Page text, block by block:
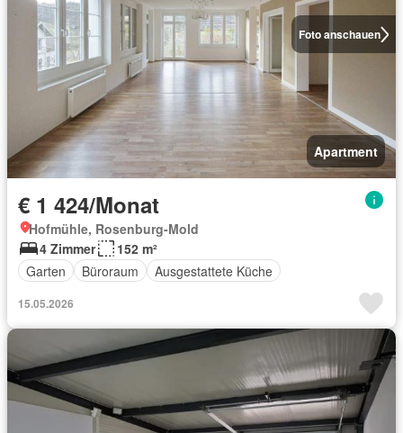
Foto anschauen
Apartment
€ 1 424/Monat
Hofmühle, Rosenburg-Mold
4 Zimmer
152 m²
Garten
Büroraum Ausgestattete Küche
15.05.2026